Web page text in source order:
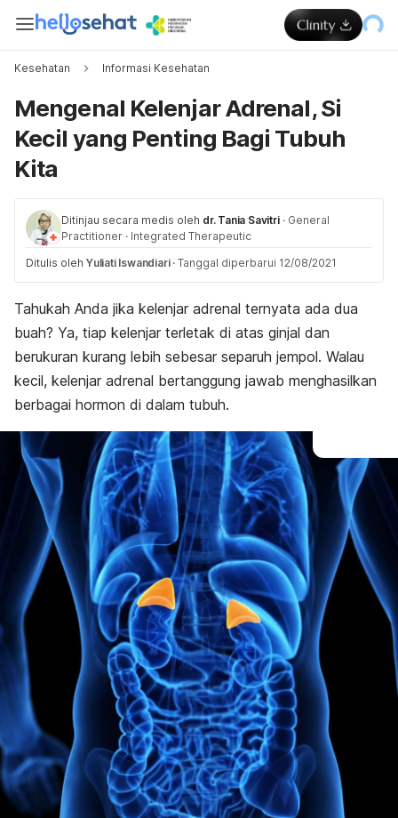
Kesehatan Informasi Kesehatan
Mengenal Kelenjar Adrenal, Si
Kecil yang Penting Bagi Tubuh
Kita
Ditinjau secara medis oleh dr. Tania Savitri · General
Practitioner · Integrated Therapeutic
Ditulis oleh Yuliati Iswandiari · Tanggal diperbarui 12/08/2021
Tahukah Anda jika kelenjar adrenal ternyata ada dua
buah? Ya, tiap kelenjar terletak di atas ginjal dan
berukuran kurang lebih sebesar separuh jempol. Walau
kecil, kelenjar adrenal bertanggung jawab menghasilkan
berbagai hormon di dalam tubuh.